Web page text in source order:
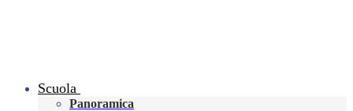
Scuola
Panoramica